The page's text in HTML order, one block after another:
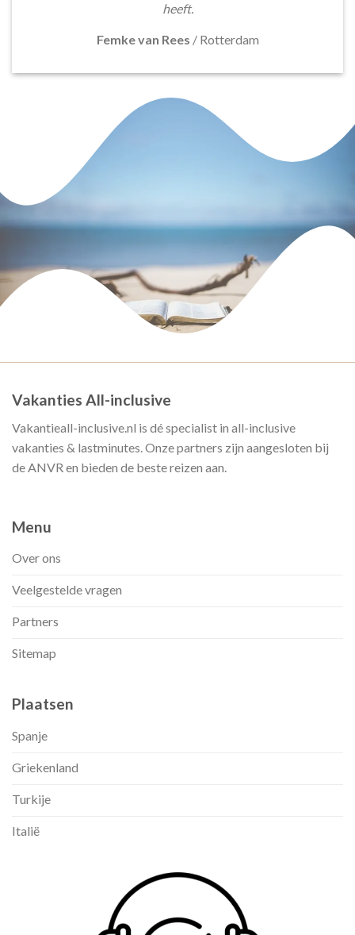
heeft.
Femke van Rees / Rotterdam
Vakanties All-inclusive
Vakantieall-inclusive.nl is dé specialist in all-inclusive
vakanties & lastminutes. Onze partners zijn aangesloten bij
de ANVR en bieden de beste reizen aan.
Menu
Over ons
Veelgestelde vragen
Partners
Sitemap
Plaatsen
Spanje
Griekenland
Turkije
Italië